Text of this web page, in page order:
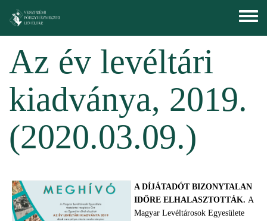
Toggle
menu
Az év levéltári
kiadványa, 2019.
(2020.03.09.)
A DÍJÁTADÓT BIZONYTALAN
IDŐRE ELHALASZTOTTÁK. A
Magyar Levéltárosok Egyesülete